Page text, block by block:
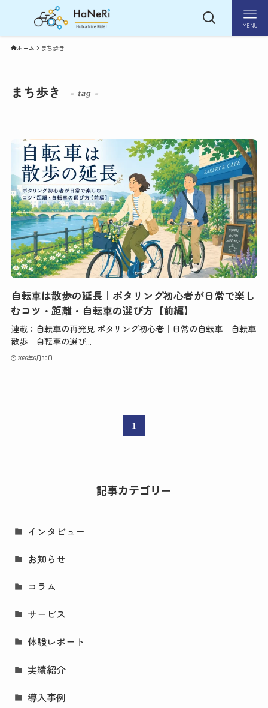
MENU
ホーム まち歩き
まち歩き – tag –
自転車は散歩の延長｜ポタリング初心者が日常で楽し
むコツ・距離・自転車の選び方【前編】
連載：自転車の再発見 ポタリング初心者｜日常の自転車｜自転車
散歩｜自転車の選び...
2026年6月30日
1
記事カテゴリー
インタビュー
お知らせ
コラム
サービス
体験レポート
実績紹介
導入事例